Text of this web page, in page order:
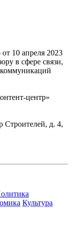
10 апреля 2023
в сфере связи,
центр»
Строителей, д. 4,
Культура